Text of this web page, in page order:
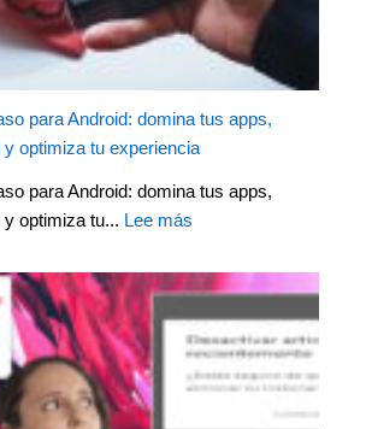
para Android: domina tus apps,
optimiza tu experiencia
para Android: domina tus apps,
optimiza tu... Lee más